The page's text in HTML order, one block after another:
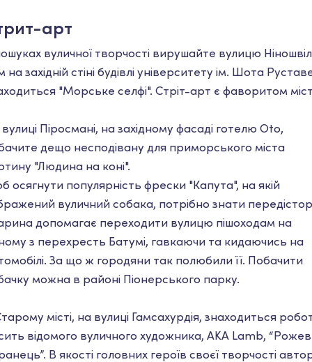
арт
вуличної творчості вирушайте вулицю
на західній стіні будівлі університету ім. Шота
"Морське селфі". Стріт-арт є фаворитом
Піросмані, на західному фасаді готелю Oto,
дещо несподівану для приморського міста
"Людина на коні".
осягнути популярність фрески "Капута", на якій
вуличний собака, потрібно знати
допомагає переходити вулицю пішоходам на
з перехресть Батумі, гавкаючи та кидаючись на
За що ж городяни так полюбили її. Побачити
можна в районі Піонерського парку.
місті, на вулиці Гамсахурдія, знаходиться
відомого вуличного художника, AKA Lamb,
В якості головних героїв своєї творчості